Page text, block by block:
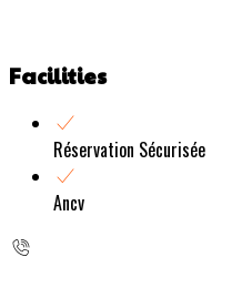
Facilities
Réservation Sécurisée
Ancv